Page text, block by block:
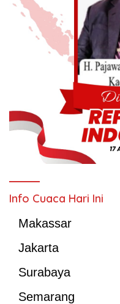
Info Cuaca Hari Ini
Makassar
Jakarta
Surabaya
Semarang